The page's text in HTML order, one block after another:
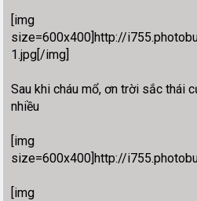
[img
size=600x400]http://
1.jpg[/img]
Sau khi cháu mổ, ơn trời sắc thái
nhiều
[img
size=600x400]http://
[img